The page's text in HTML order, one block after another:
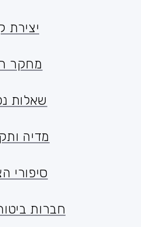
יצירת
מחקר
שאלות
מדיה
סיפורי
חברות